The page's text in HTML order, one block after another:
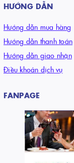
HƯỚNG DẪN
Hướng dẫn mua hàng
Hướng dẫn thanh toán
Hướng dẫn giao nhận
Điều khoản dịch vụ
FANPAGE